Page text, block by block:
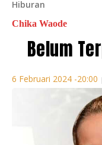
Hiburan
Chika Waode
Belum
6 Februari 2024 -20:00